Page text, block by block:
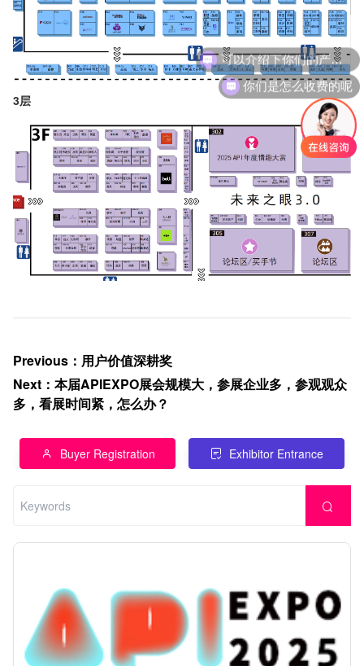
3层
Previous ： 用户价值深耕奖
Next ： 本届APIEXPO展会规模大，参展企业多，参观观众
多，看展时间紧，怎么办？
Buyer Registration Exhibitor Entrance
你们是怎么收费的呢